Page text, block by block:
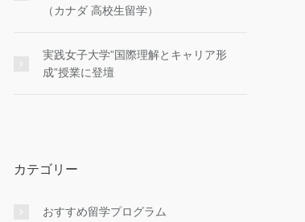
（カナダ 高校生留学）
実践女子大学”国際理解とキャリア形
成”授業に登壇
カテゴリー
おすすめ留学プログラム